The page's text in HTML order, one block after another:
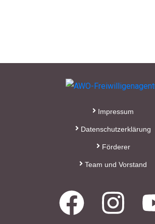
Impressum
Datenschutzerklärung
Förderer
Team und Vorstand